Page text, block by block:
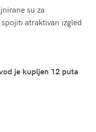
su za
atraktivan izgled
je kupljen 12 puta